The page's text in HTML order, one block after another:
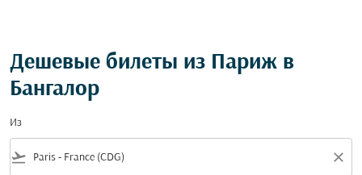
Дешевые билеты из Париж в
Бангалор
Из
flight_takeoff close